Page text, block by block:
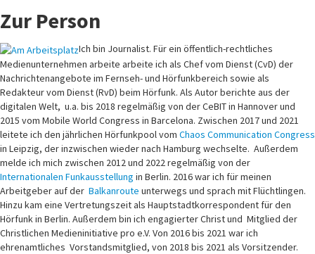
Zur Person
Ich bin Journalist. Für ein öffentlich-rechtliches
Medienunternehmen arbeite arbeite ich als Chef vom Dienst (CvD) der
Nachrichtenangebote im Fernseh- und Hörfunkbereich sowie als
Redakteur vom Dienst (RvD) beim Hörfunk. Als Autor berichte aus der
digitalen Welt, u.a. bis 2018 regelmäßig von der CeBIT in Hannover und
2015 vom Mobile World Congress in Barcelona. Zwischen 2017 und 2021
leitete ich den jährlichen Hörfunkpool vom Chaos Communication Congress
in Leipzig, der inzwischen wieder nach Hamburg wechselte. Außerdem
melde ich mich zwischen 2012 und 2022 regelmäßig von der
Internationalen Funkausstellung in Berlin. 2016 war ich für meinen
Arbeitgeber auf der Balkanroute unterwegs und sprach mit Flüchtlingen.
Hinzu kam eine Vertretungszeit als Hauptstadtkorrespondent für den
Hörfunk in Berlin. Außerdem bin ich engagierter Christ und Mitglied der
Christlichen Medieninitiative pro e.V. Von 2016 bis 2021 war ich
ehrenamtliches Vorstandsmitglied, von 2018 bis 2021 als Vorsitzender.